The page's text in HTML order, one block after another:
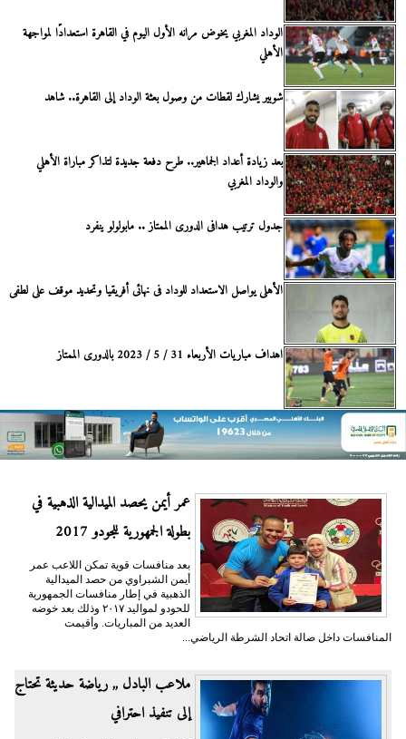
الوداد المغربي يخوض مرانه الأول اليوم في القاهرة استعدادًا لمواجهة
الأهلي
شوبير يشارك لقطات من وصول بعثة الوداد إلى القاهرة.. شاهد
بعد زيادة أعداد الجماهير.. طرح دفعة جديدة لتذاكر مباراة الأهلي
والوداد المغربي
جدول ترتيب هدافى الدورى الممتاز .. مابولولو ينفرد
الأهلى يواصل الاستعداد للوداد فى نهائى أفريقيا وتحديد موقف على لطفى
اهداف مباريات الأربعاء 31 / 5 / 2023 بالدورى الممتاز
عمر أيمن يحصد الميدالية الذهبية في
بطولة الجمهورية للجودو 2017
بعد منافسات قوية تمكن اللاعب عمر
أيمن الشبراوي من حصد الميدالية
الذهبية في إطار منافسات الجمهورية
للحودو لمواليد ٢٠١٧ وذلك بعد خوضه
العديد من المباريات. وأقيمت
المنافسات داخل صالة اتحاد الشرطة الرياضي...
ملاعب البادل ,, رياضة حديثة تحتاج
إلى تنفيذ احترافي